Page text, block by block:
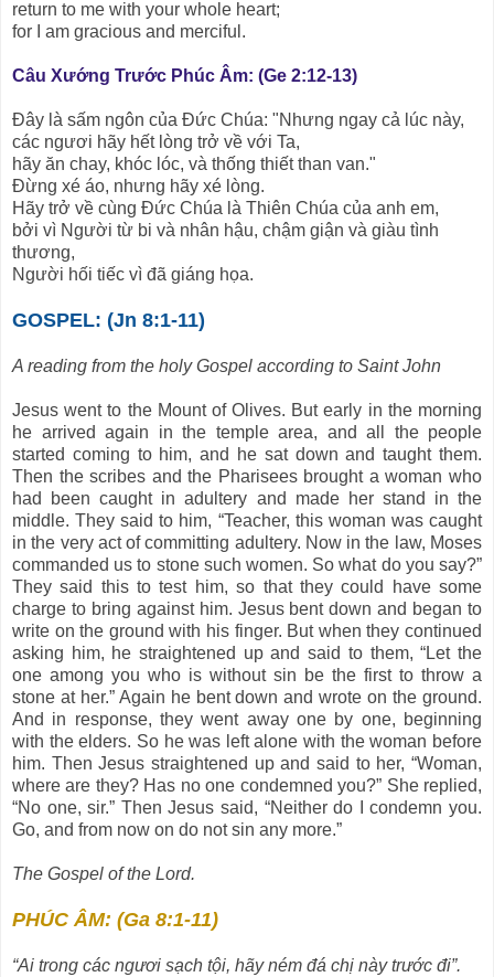
return to me with your whole heart;
for I am gracious and merciful.
Câu Xướng Trước Phúc Âm: (Ge 2:12-13)
Đây là sấm ngôn của Đức Chúa: "Nhưng ngay cả lúc này,
các ngươi hãy hết lòng trở về với Ta,
hãy ăn chay, khóc lóc, và thống thiết than van."
Đừng xé áo, nhưng hãy xé lòng.
Hãy trở về cùng Đức Chúa là Thiên Chúa của anh em,
bởi vì Người từ bi và nhân hậu, chậm giận và giàu tình
thương,
Người hối tiếc vì đã giáng họa.
GOSPEL: (Jn 8:1-11)
A reading from the holy Gospel according to Saint John
Jesus went to the Mount of Olives. But early in the morning
he arrived again in the temple area, and all the people
started coming to him, and he sat down and taught them.
Then the scribes and the Pharisees brought a woman who
had been caught in adultery and made her stand in the
middle. They said to him, “Teacher, this woman was caught
in the very act of committing adultery. Now in the law, Moses
commanded us to stone such women. So what do you say?”
They said this to test him, so that they could have some
charge to bring against him. Jesus bent down and began to
write on the ground with his finger. But when they continued
asking him, he straightened up and said to them, “Let the
one among you who is without sin be the first to throw a
stone at her.” Again he bent down and wrote on the ground.
And in response, they went away one by one, beginning
with the elders. So he was left alone with the woman before
him. Then Jesus straightened up and said to her, “Woman,
where are they? Has no one condemned you?” She replied,
“No one, sir.” Then Jesus said, “Neither do I condemn you.
Go, and from now on do not sin any more.”
The Gospel of the Lord.
PHÚC ÂM: (Ga 8:1-11)
“Ai trong các ngươi sạch tội, hãy ném đá chị này trước đi”.